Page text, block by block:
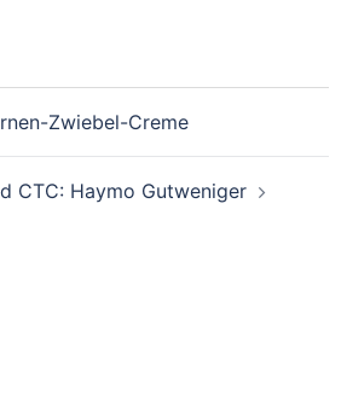
Zwiebel-Creme
CTC: Haymo Gutweniger